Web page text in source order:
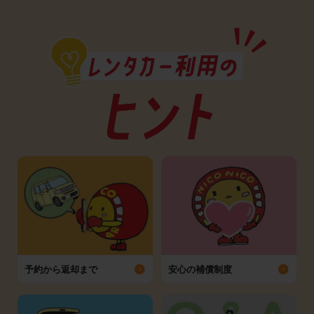
予約から返却まで 安心の補償制度